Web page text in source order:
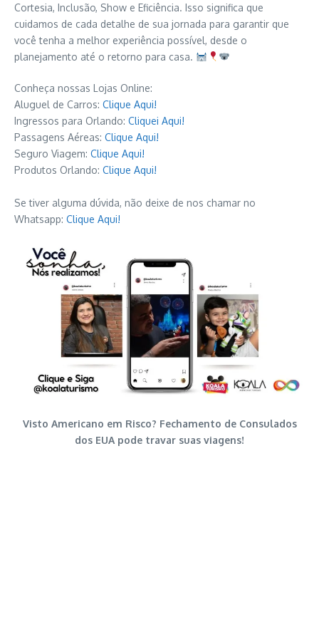
Cortesia, Inclusão, Show e Eficiência. Isso significa que
cuidamos de cada detalhe de sua jornada para garantir que
você tenha a melhor experiência possível, desde o
planejamento até o retorno para casa.
Conheça nossas Lojas Online:
Aluguel de Carros: Clique Aqui!
Ingressos para Orlando: Cliquei Aqui!
Passagens Aéreas: Clique Aqui!
Seguro Viagem: Clique Aqui!
Produtos Orlando: Clique Aqui!
Se tiver alguma dúvida, não deixe de nos chamar no
Whatsapp: Clique Aqui!
Visto Americano em Risco? Fechamento de Consulados
dos EUA pode travar suas viagens!